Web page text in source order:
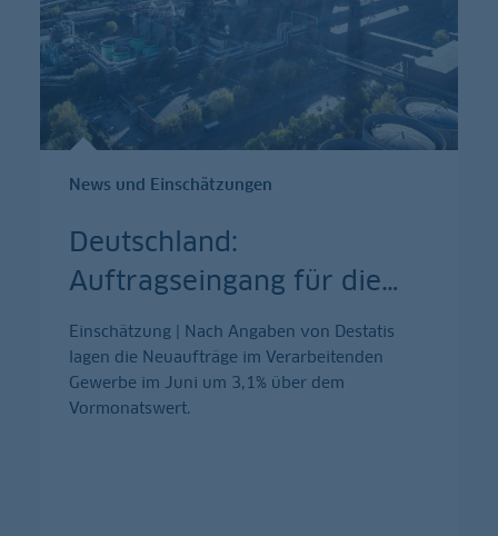
News und Einschätzungen
Deutschland:
Auftragseingang für die…
Einschätzung | Nach Angaben von Destatis
lagen die Neuaufträge im Verarbeitenden
Gewerbe im Juni um 3,1% über dem
Vormonatswert.